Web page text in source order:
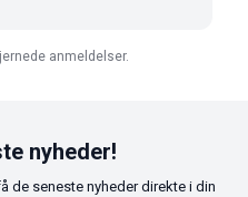
anmeldelser.
nyheder!
de seneste nyheder direkte i din